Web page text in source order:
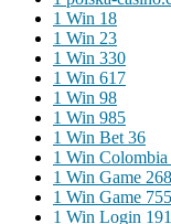
1 Win 18
1 Win 23
1 Win 330
1 Win 617
1 Win 98
1 Win 985
1 Win Bet 36
1 Win Colombia
1 Win Game 268
1 Win Game 755
1 Win Login 191